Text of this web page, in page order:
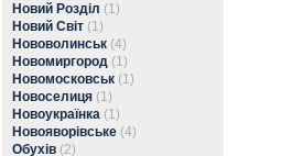
Новий Розділ (1)
Новий Світ (1)
Нововолинськ (4)
Новомиргород (1)
Новомосковськ (1)
Новоселиця (1)
Новоукраїнка (1)
Новояворівське (4)
Обухів (2)